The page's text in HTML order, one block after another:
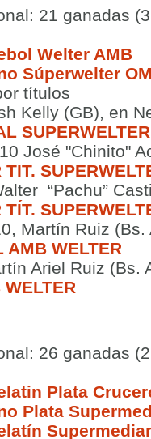
21 ganadas
Welter AMB
Súperwelter
títulos
Kelly (GB), en
José "Chinito"
TIT.
“Pachu”
TÍT.
Martín Ruiz
AMB WELTER
Ariel Ruiz (Bs.
26 ganadas
Plata
Plata